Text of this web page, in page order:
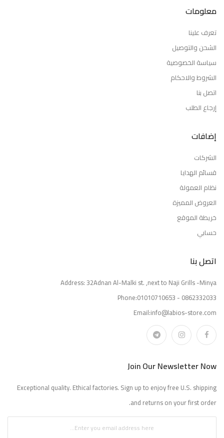
معلومات
تعرف علينا
الشحن والتوصيل
سياسة الخصوصية
الشروط والاحكام
اتصل بنا
إرجاع الطلب
إضافات
الشركات
قسائم الهدايا
نظام العمولة
العروض المميزة
خريطة الموقع
حسابي
اتصل بنا
Address: 32Adnan Al-Malki st. ,next to Naji Grills -Minya
Phone:01010710653 - 0862332033
Email:info@labios-store.com
Join Our Newsletter Now
Exceptional quality. Ethical factories. Sign up to enjoy free U.S. shipping
and returns on your first order.